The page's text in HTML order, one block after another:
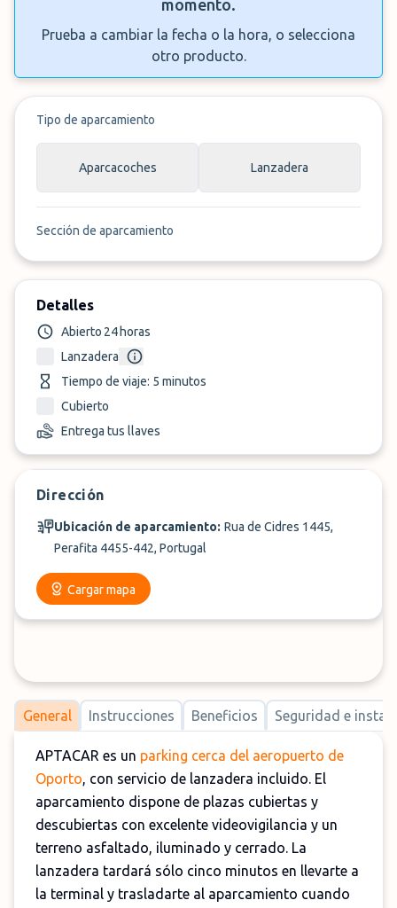
momento.
Prueba a cambiar la fecha o la hora, o selecciona
otro producto.
Tipo de aparcamiento
Aparcacoches Lanzadera
Sección de aparcamiento
Detalles
Abierto 24 horas
Lanzadera
Tiempo de viaje: 5 minutos
Cubierto
Entrega tus llaves
Dirección
Ubicación de aparcamiento: Rua de Cidres 1445,
Perafita 4455-442, Portugal
Cargar mapa
General Instrucciones Beneficios Seguridad e
APTACAR es un parking cerca del aeropuerto de
Oporto, con servicio de lanzadera incluido. El
aparcamiento dispone de plazas cubiertas y
descubiertas con excelente videovigilancia y un
terreno asfaltado, iluminado y cerrado. La
lanzadera tardará sólo cinco minutos en llevarte a
la terminal y trasladarte al aparcamiento cuando